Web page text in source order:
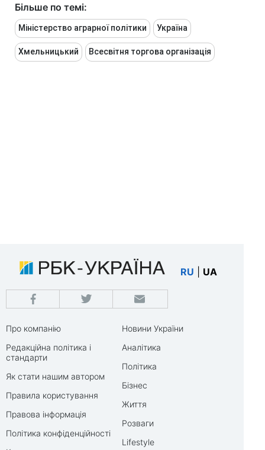
Більше по темі:
Міністерство аграрної політики Україна
Хмельницький Всесвітня торгова організація
RU UA
Про компанію
Редакційна політика і
стандарти
Як стати нашим автором
Правила користування
Правова інформація
Політика конфіденційності
Новини України
Аналітика
Політика
Бізнес
Життя
Розваги
Lifestyle